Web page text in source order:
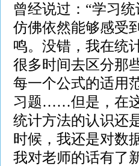
曾经说过：“学习
仿佛依然能够感受
鸣。没错，我在统
很多时间去区分那
每一个公式的适用
习题……但是，在
统计方法的认识还
时候，我还是对数
我对老师的话有了